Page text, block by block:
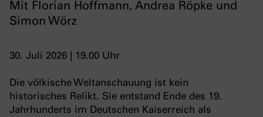
Mit Florian Hoffmann, Andrea Röpke und
Simon Wörz
30. Juli 2026 | 19.00 Uhr
Die völkische Weltanschauung ist kein
historisches Relikt. Sie entstand Ende des 19.
Jahrhunderts im Deutschen Kaiserreich als